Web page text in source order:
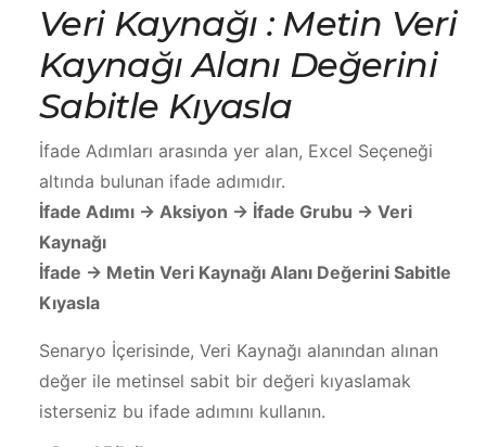
Veri Kaynağı : Metin Veri
Kaynağı Alanı Değerini
Sabitle Kıyasla
İfade Adımları arasında yer alan, Excel Seçeneği
altında bulunan ifade adımıdır.
İfade Adımı -> Aksiyon -> İfade Grubu -> Veri
Kaynağı
İfade -> Metin Veri Kaynağı Alanı Değerini Sabitle
Kıyasla
Senaryo İçerisinde, Veri Kaynağı alanından alınan
değer ile metinsel sabit bir değeri kıyaslamak
isterseniz bu ifade adımını kullanın.